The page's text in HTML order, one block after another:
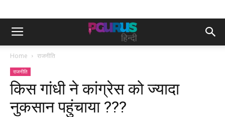
Home राजनीति
राजनीति
किस गांधी ने कांग्रेस को ज्यादा
नुकसान पहुंचाया ???